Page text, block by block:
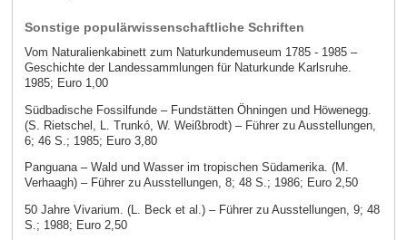
Sonstige populärwissenschaftliche Schriften
Vom Naturalienkabinett zum Naturkundemuseum 1785 - 1985 –
Geschichte der Landessammlungen für Naturkunde Karlsruhe.
1985; Euro 1,00
Südbadische Fossilfunde – Fundstätten Öhningen und Höwenegg.
(S. Rietschel, L. Trunkó, W. Weißbrodt) – Führer zu Ausstellungen,
6; 46 S.; 1985; Euro 3,80
Panguana – Wald und Wasser im tropischen Südamerika. (M.
Verhaagh) – Führer zu Ausstellungen, 8; 48 S.; 1986; Euro 2,50
50 Jahre Vivarium. (L. Beck et al.) – Führer zu Ausstellungen, 9; 48
S.; 1988; Euro 2,50